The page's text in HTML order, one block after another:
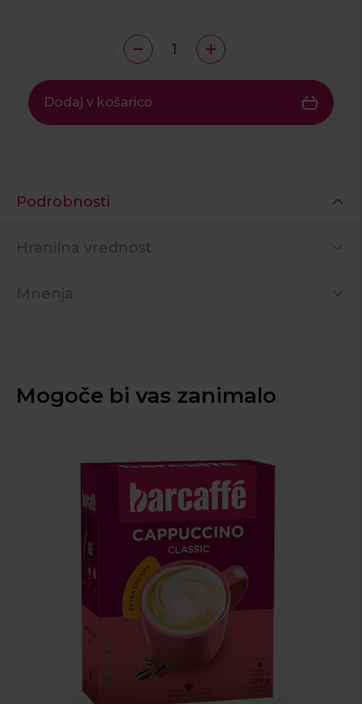
Dodaj v košarico
Podrobnosti
Hranilna vrednost
Mnenja
Mogoče bi vas zanimalo